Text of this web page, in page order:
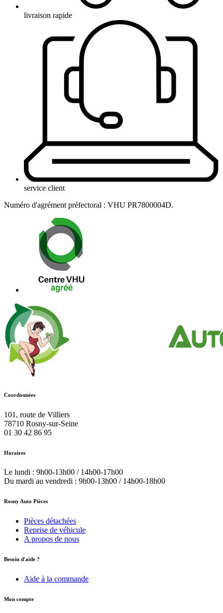
livraison rapide
service client
Numéro d'agrément préfectoral : VHU PR7800004D.
Coordonnées
101, route de Villiers
78710 Rosny-sur-Seine
01 30 42 86 95
Horaires
Le lundi : 9h00-13h00 / 14h00-17h00
Du mardi au vendredi : 9h00-13h00 / 14h00-18h00
Rosny Auto Pièces
Pièces détachées
Reprise de véhicule
A propos de nous
Besoin d'aide ?
Aide à la commande
Mon compte